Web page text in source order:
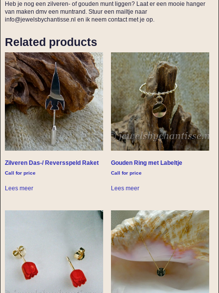
Heb je nog een zilveren- of gouden munt liggen? Laat er een mooie hanger
van maken dmv een muntrand. Stuur een mailtje naar
info@jewelsbychantisse.nl en ik neem contact met je op.
Related products
Zilveren Das-/ Reversspeld Raket
Call for price
Lees meer
Gouden Ring met Labeltje
Call for price
Lees meer